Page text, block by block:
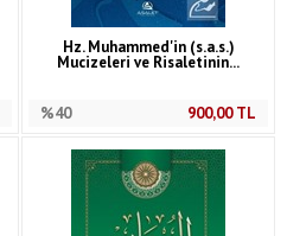
Hz. Muhammed'in (s.a.s.)
Mucizeleri ve Risaletinin...
%40 900,00TL